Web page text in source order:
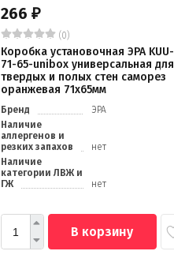
266 ₽
(0)
Коробка установочная ЭРА KUU-
71-65-unibox универсальная для
твердых и полых стен саморез
оранжевая 71х65мм
Бренд
ЭРА
Наличие
аллергенов и
резких запахов
нет
Наличие
категории ЛВЖ и
ГЖ
нет
В корзину